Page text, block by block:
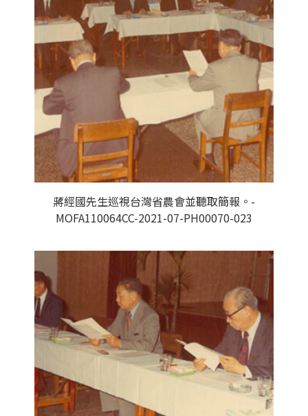
蔣經國先生巡視台灣省農會並聽取簡報。-
MOFA110064CC-2021-07-PH00070-023